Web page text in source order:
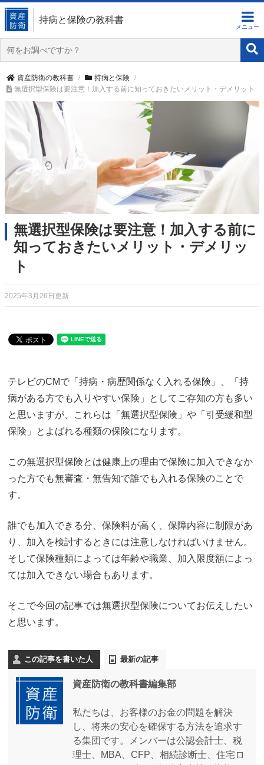
持病と保険の教科書
資産防衛の教科書
持病と保険
無選択型保険は要注意！加入する前に知っておきたいメリット・デメリット
無選択型保険は要注意！加入する前に
知っておきたいメリット・デメリッ
ト
2025年3月26日更新
テレビのCMで「持病・病歴関係なく入れる保険」、「持
病がある方でも入りやすい保険」としてご存知の方も多い
と思いますが、これらは「無選択型保険」や「引受緩和型
保険」とよばれる種類の保険になります。
この無選択型保険とは健康上の理由で保険に加入できなか
った方でも無審査・無告知で誰でも入れる保険のことで
す。
誰でも加入できる分、保険料が高く、保障内容に制限があ
り、加入を検討するときには注意しなければいけません。
そして保険種類によっては年齢や職業、加入限度額によっ
ては加入できない場合もあります。
そこで今回の記事では無選択型保険についてお伝えしたい
と思います。
この記事を書いた人 最新の記事
資産防衛の教科書編集部
私たちは、お客様のお金の問題を解決
し、将来の安心を確保する方法を追求す
る集団です。メンバーは公認会計士、税
理士、MBA、CFP、相続診断士、住宅ロ